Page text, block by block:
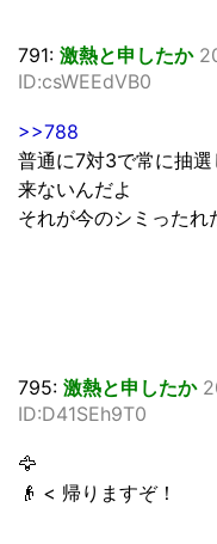
791: 激熱と申したか
ID:csWEEdVB0
>>788
普通に7対3で常に抽
来ないんだよ
それが今のシミったれ
795: 激熱と申したか
ID:D41SEh9T0
🦅
👴 < 帰りますぞ！